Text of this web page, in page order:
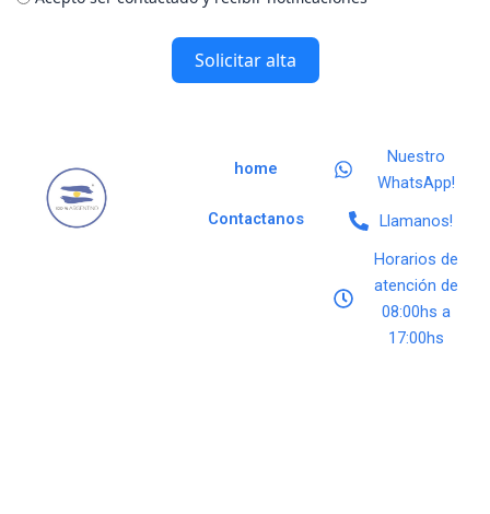
Solicitar alta
home
Contactanos
Nuestro
WhatsApp!
Llamanos!
Horarios de
atención de
08:00hs a
17:00hs